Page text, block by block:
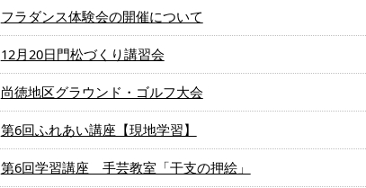
フラダンス体験会の開催について
12月20日門松づくり講習会
尚徳地区グラウンド・ゴルフ大会
第6回ふれあい講座【現地学習】
第6回学習講座 手芸教室「干支の押絵」